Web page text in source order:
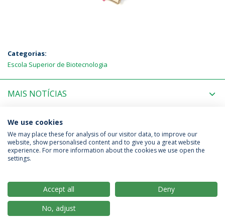
Categorias:
Escola Superior de Biotecnologia
MAIS NOTÍCIAS
PRÓXIMOS EVENTOS
Política de Privacidade
Termos & Condições
© 2026 Universidade Católica Portuguesa
We use cookies
We may place these for analysis of our visitor data, to improve our
website, show personalised content and to give you a great website
experience. For more information about the cookies we use open the
settings.
Accept all
Deny
No, adjust